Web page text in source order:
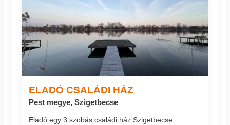
ELADÓ CSALÁDI HÁZ
Pest megye, Szigetbecse
Eladó egy 3 szobás családi ház Szigetbecse